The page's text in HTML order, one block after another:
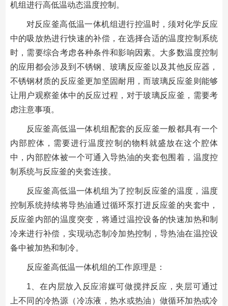
机组进行高低温动态温度控制。
对反应釜高低温一体机组进行控温时，须对化学反应
中的吸放热进行快速的补偿，在选择合适的温度控制系统
时，需要综合考虑各种条件和影响因素。大多数温度控制
的应用都会涉及到不锈钢、玻璃反应釜以及其他反应器，
不锈钢材质的反应釜更加坚固耐用，而玻璃反应釜则能够
让用户观察釜体中的反应过程，对于玻璃反应釜，需要考
虑注意事项。
反应釜高低温一体机组配套的反应釜一般都具有一个
内部腔体，需要进行温度控制的物料就盛放在这个腔体
中，内部腔体被一个可通入导热油的夹套包围着，温度控
制系统与反应釜的夹套连接。
反应釜高低温一体机组为了控制反应釜的温度，温度
控制系统持续将导热油通过循环泵打进反应釜的夹套中，
反应釜内部的温度突变，将通过温控设备的快速加热和制
冷来进行补偿，实现动态制冷加热控制，导热油在温控设
备中被加热和制冷。
反应釜高低温一体机组的工作原理是：
1、在内层放入反应溶媒可做搅拌反应，夹层可通过
上不同的冷热源（冷冻液，热水或热油）做循环加热或冷